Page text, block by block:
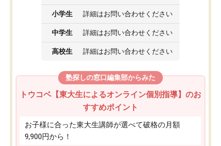
小学生 詳細はお問い合わせください
中学生 詳細はお問い合わせください
高校生 詳細はお問い合わせください
塾探しの窓口編集部からみた
トウコベ【東大生によるオンライン個別指導】のお
すすめポイント
お子様に合った東大生講師が選べて破格の月額
9,900円から！